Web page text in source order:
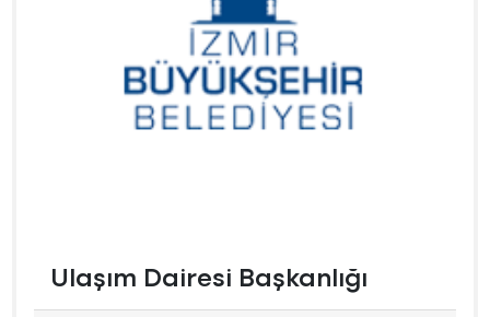
Ulaşım Dairesi Başkanlığı